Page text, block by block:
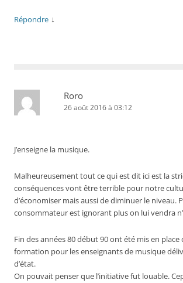
Répondre ↓
Roro
26 août 2016 à 03:12
J’enseigne la musique.
Malheureusement tout ce qui est dit ici est la
conséquences vont être terrible pour notre
d’économiser mais aussi de diminuer le niveau.
consommateur est ignorant plus on lui vendra
Fin des années 80 début 90 ont été mis en place
formation pour les enseignants de musique
d’état.
On pouvait penser que l’initiative fut louable.